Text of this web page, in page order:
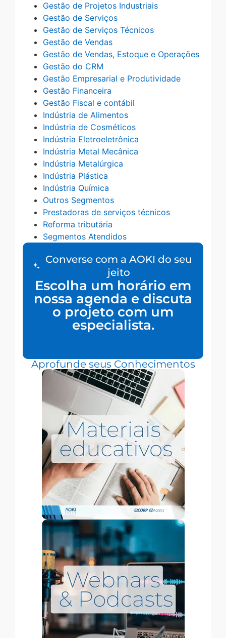
Gestão de Projetos Industriais
Gestão de Serviços
Gestão de Serviços Técnicos
Gestão de Vendas
Gestão de Vendas, Estoque e Operações
Gestão do CRM
Gestão Empresarial e Produtividade
Gestão Financeira
Gestão Fiscal e contábil
Indústria de Alimentos
Indústria de Cosméticos
Indústria Eletroeletrônica
Indústria Metal Mecânica
Indústria Metalúrgica
Indústria Plástica
Indústria Química
Outros Segmentos
Prestadoras de serviços técnicos
Reforma tributária
Segmentos Atendidos
Converse com a AOKI do seu
jeito
Escolha um horário em
nossa agenda e discuta
o projeto com um
especialista.
Aprofunde seus Conhecimentos